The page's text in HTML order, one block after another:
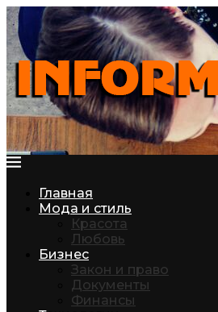
Главная
Мода и стиль
Красота
Любовь
Бизнес
Закон и право
Документы
Финансы